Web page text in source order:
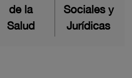
de la
Salud
Sociales y
Jurídicas